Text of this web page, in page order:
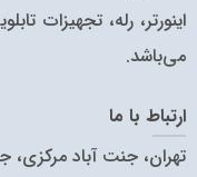
اینورتر، رله، تجهیزات
می‌باشد.
ارتباط با ما
تهران، جنت آباد مرکزی،